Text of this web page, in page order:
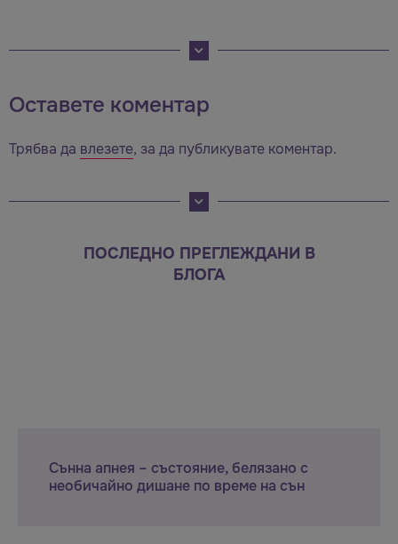
Оставете коментар
Трябва да влезете, за да публикувате коментар.
ПОСЛЕДНО ПРЕГЛЕЖДАНИ В
БЛОГА
Сънна апнея – състояние, белязано с
необичайно дишане по време на сън